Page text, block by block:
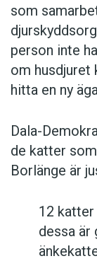
som
person inte
om husdjuret
hitta en ny
Dala-
de katter
Borlänge är
12
dessa är